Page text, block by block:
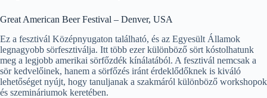
Great American Beer Festival – Denver, USA
Ez a fesztivál Középnyugaton található, és az Egyesült Államok
legnagyobb sörfesztiválja. Itt több ezer különböző sört kóstolhatunk
meg a legjobb amerikai sörfőzdék kínálatából. A fesztivál nemcsak a
sör kedvelőinek, hanem a sörfőzés iránt érdeklődőknek is kiváló
lehetőséget nyújt, hogy tanuljanak a szakmáról különböző workshopok
és szemináriumok keretében.